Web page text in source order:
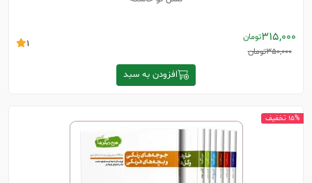
315,000تومان
350,000تومان
1
افزودن به سبد
15% تخفیف